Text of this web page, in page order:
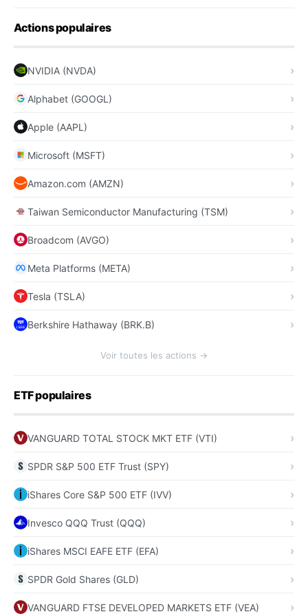
Actions populaires
NVIDIA (NVDA)
Alphabet (GOOGL)
Apple (AAPL)
Microsoft (MSFT)
Amazon.com (AMZN)
Taiwan Semiconductor Manufacturing (TSM)
Broadcom (AVGO)
Meta Platforms (META)
Tesla (TSLA)
Berkshire Hathaway (BRK.B)
Voir toutes les actions →
ETF populaires
VANGUARD TOTAL STOCK MKT ETF (VTI)
SPDR S&P 500 ETF Trust (SPY)
iShares Core S&P 500 ETF (IVV)
Invesco QQQ Trust (QQQ)
iShares MSCI EAFE ETF (EFA)
SPDR Gold Shares (GLD)
VANGUARD FTSE DEVELOPED MARKETS ETF (VEA)